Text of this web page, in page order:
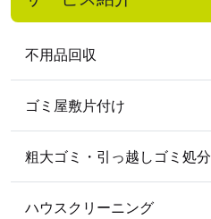
不用品回収
ゴミ屋敷片付け
粗大ゴミ・引っ越しゴミ処分
ハウスクリーニング